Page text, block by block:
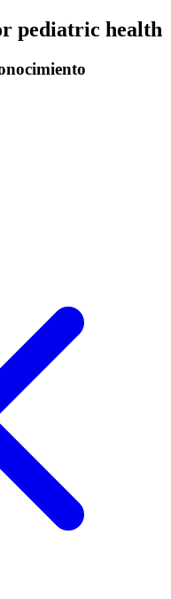
pediatric health